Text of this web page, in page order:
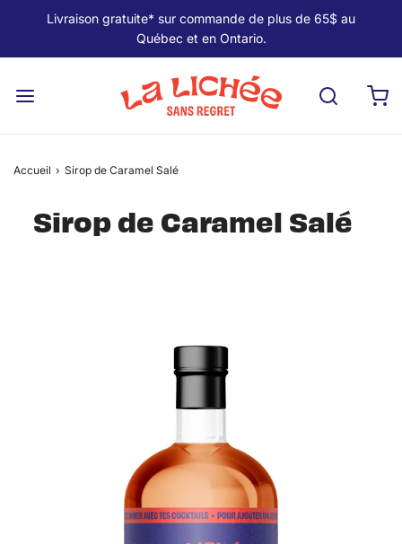
Livraison gratuite* sur commande de plus de 65$ au
Québec et en Ontario.
Accueil › Sirop de Caramel Salé
Sirop de Caramel Salé